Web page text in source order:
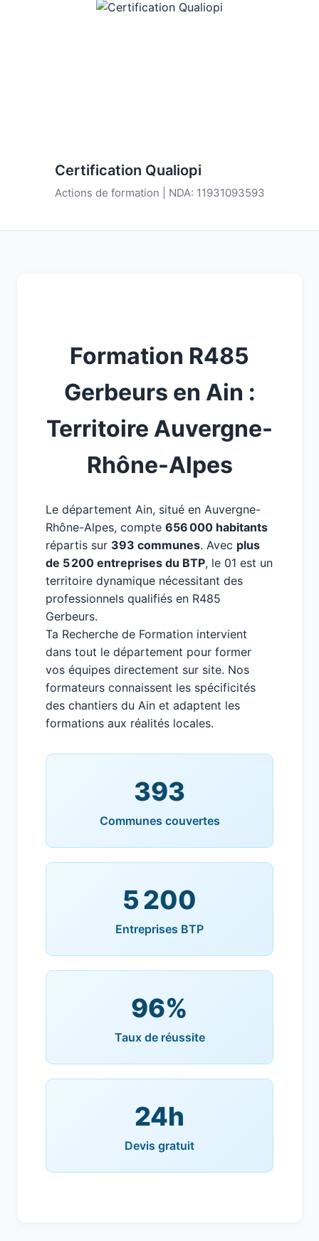
Certification Qualiopi
Actions de formation | NDA: 11931093593
Formation R485
Gerbeurs en Ain :
Territoire Auvergne-
Rhône-Alpes
Le département Ain, situé en Auvergne-
Rhône-Alpes, compte 656 000 habitants
répartis sur 393 communes. Avec plus
de 5 200 entreprises du BTP, le 01 est un
territoire dynamique nécessitant des
professionnels qualifiés en R485
Gerbeurs.
Ta Recherche de Formation intervient
dans tout le département pour former
vos équipes directement sur site. Nos
formateurs connaissent les spécificités
des chantiers du Ain et adaptent les
formations aux réalités locales.
393
Communes couvertes
5 200
Entreprises BTP
96%
Taux de réussite
24h
Devis gratuit